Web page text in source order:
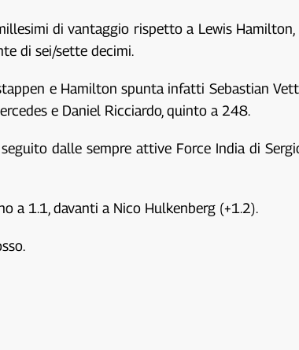
di vantaggio rispetto a Lewis
di sei/sette decimi.
e Hamilton spunta infatti Sebastian
e Daniel Ricciardo, quinto a 248.
dalle sempre attive Force India di
a 1.1, davanti a Nico Hulkenberg (+1.2).